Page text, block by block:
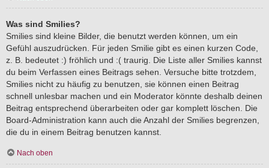
Was sind Smilies?
Smilies sind kleine Bilder, die benutzt werden können, um ein
Gefühl auszudrücken. Für jeden Smilie gibt es einen kurzen Code,
z. B. bedeutet :) fröhlich und :( traurig. Die Liste aller Smilies kannst
du beim Verfassen eines Beitrags sehen. Versuche bitte trotzdem,
Smilies nicht zu häufig zu benutzen, sie können einen Beitrag
schnell unlesbar machen und ein Moderator könnte deshalb deinen
Beitrag entsprechend überarbeiten oder gar komplett löschen. Die
Board-Administration kann auch die Anzahl der Smilies begrenzen,
die du in einem Beitrag benutzen kannst.
Nach oben